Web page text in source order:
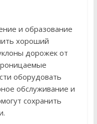
и образование
хороший
дорожек от
оборудовать
обслуживание и
сохранить